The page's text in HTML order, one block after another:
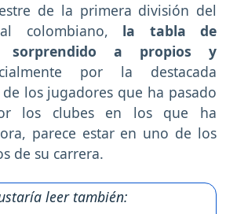
de la primera división del
colombiano, la tabla de
sorprendido a propios y
por la destacada
los jugadores que ha pasado
los clubes en los que ha
parece estar en uno de los
de su carrera.
leer también: